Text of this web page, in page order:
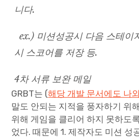
니다.
ex.) 미션성공시 다음 스테이
시 스코어를 저장 등.
4차 서류 보완 메일
GRBT는 (해당 개발 문서에도 나
말도 안되는 지적을 풍자하기 위
위해 게임을 클리어 하지 못하도
었다. 때문에 1. 제작자도 미션 성